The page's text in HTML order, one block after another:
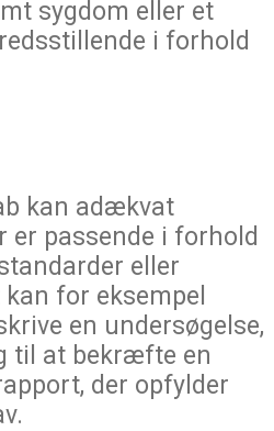
sygdom eller et
i forhold
kan adækvat
er passende i forhold
eller
for eksempel
en undersøgelse,
til at bekræfte en
der opfylder